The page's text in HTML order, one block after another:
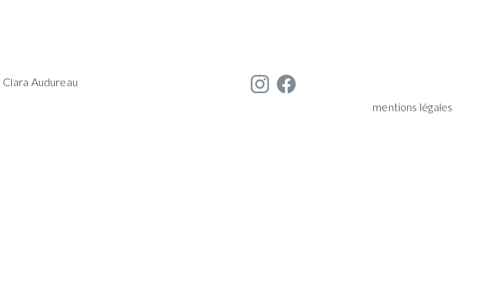
Audureau
mentions légales